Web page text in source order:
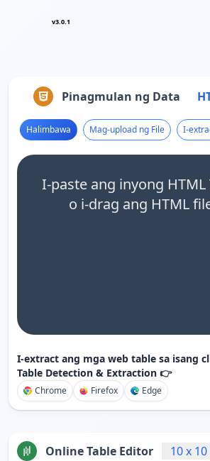
v3.0.1
Pinagmulan ng Data
Halimbawa Mag-upload ng File I-
I-paste ang inyong HTML
o i-drag ang HTML
I-extract ang mga web table sa isang
Table Detection & Extraction 👉
Chrome Firefox Edge
Online Table Editor 10x 10